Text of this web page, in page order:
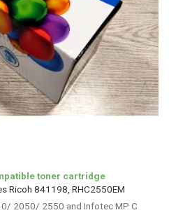
toner cartridge
Ricoh 841198, RHC2550EM
2050/ 2550 and Infotec MP C